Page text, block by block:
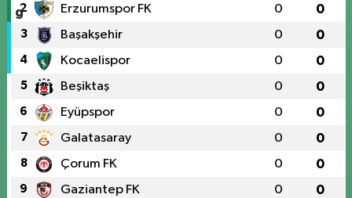
2 Erzurumspor FK 0 0
3 Başakşehir 0 0
4 Kocaelispor 0 0
5 Beşiktaş 0 0
6 Eyüpspor 0 0
7 Galatasaray 0 0
8 Çorum FK 0 0
9 Gaziantep FK 0 0